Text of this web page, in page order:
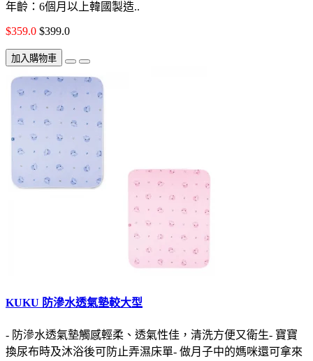
年齡：6個月以上韓國製造..
$359.0 $399.0
加入購物車
KUKU 防滲水透氣墊較大型
- 防滲水透氣墊觸感輕柔、透氣性佳，清洗方便又衛生- 寶寶
換尿布時及沐浴後可防止弄濕床單- 做月子中的媽咪還可拿來